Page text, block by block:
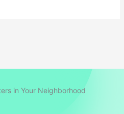
in Your Neighborhood